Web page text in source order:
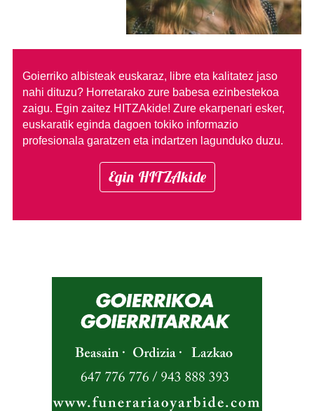
Goierriko albisteak euskaraz, libre eta kalitatez jaso
nahi dituzu? Horretarako zure babesa ezinbestekoa
zaigu. Egin zaitez HITZAkide! Zure ekarpenari esker,
euskaratik eginda dagoen tokiko informazio
profesionala garatzen eta indartzen lagunduko duzu.
Egin HITZAkide